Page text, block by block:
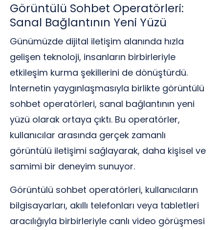
Görüntülü Sohbet Operatörleri:
Sanal Bağlantının Yeni Yüzü
Günümüzde dijital iletişim alanında hızla
gelişen teknoloji, insanların birbirleriyle
etkileşim kurma şekillerini de dönüştürdü.
İnternetin yaygınlaşmasıyla birlikte görüntülü
sohbet operatörleri, sanal bağlantının yeni
yüzü olarak ortaya çıktı. Bu operatörler,
kullanıcılar arasında gerçek zamanlı
görüntülü iletişimi sağlayarak, daha kişisel ve
samimi bir deneyim sunuyor.
Görüntülü sohbet operatörleri, kullanıcıların
bilgisayarları, akıllı telefonları veya tabletleri
aracılığıyla birbirleriyle canlı video görüşmesi